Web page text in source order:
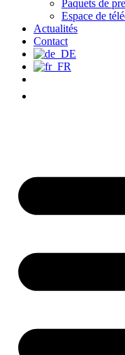
Paquets de
Espace de
Actualités
Contact